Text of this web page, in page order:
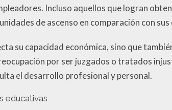
Incluso aquellos que logran
de ascenso en comparación con
su capacidad económica, sino que
por ser juzgados o tratados
el desarrollo profesional y personal.
educativas